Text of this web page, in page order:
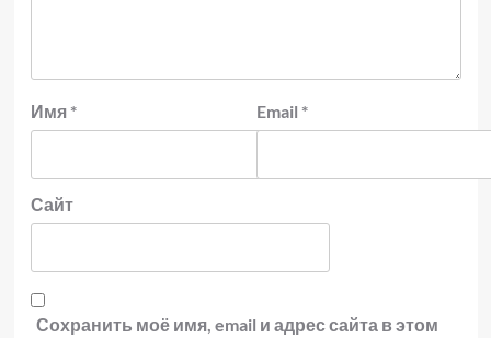
Имя * Email *
Сайт
Сохранить моё имя, email и адрес сайта в этом